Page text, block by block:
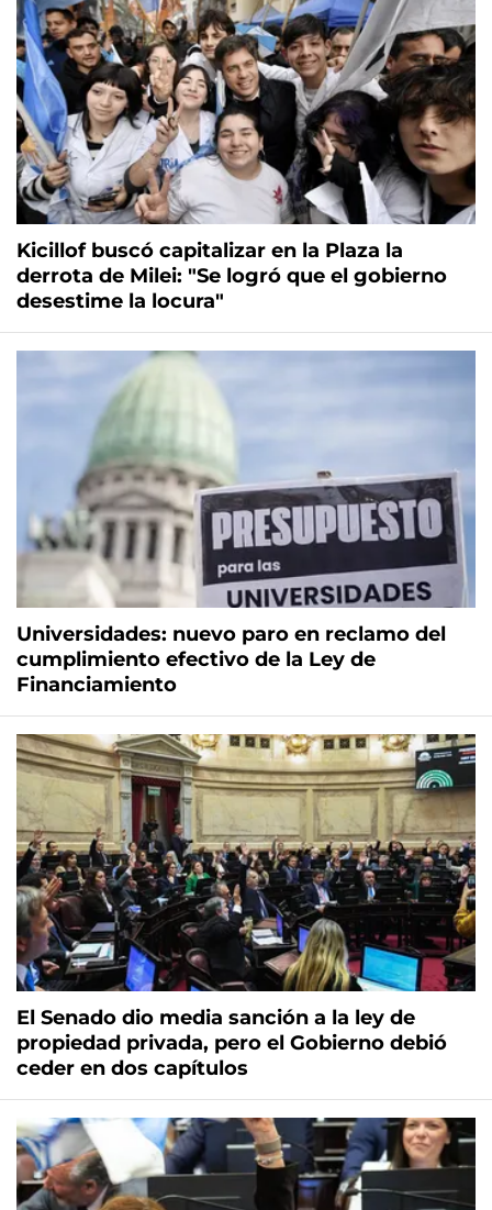
Kicillof buscó capitalizar en la Plaza la
derrota de Milei: "Se logró que el gobierno
desestime la locura"
Universidades: nuevo paro en reclamo del
cumplimiento efectivo de la Ley de
Financiamiento
El Senado dio media sanción a la ley de
propiedad privada, pero el Gobierno debió
ceder en dos capítulos